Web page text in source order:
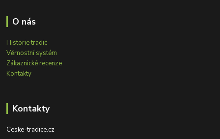
O nás
Historie tradic
Věrnostní systém
Zákaznické recenze
Kontakty
Kontakty
Ceske-tradice.cz